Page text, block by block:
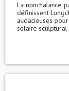
La nonchalance
définissent
audacieuses
solaire sculptural